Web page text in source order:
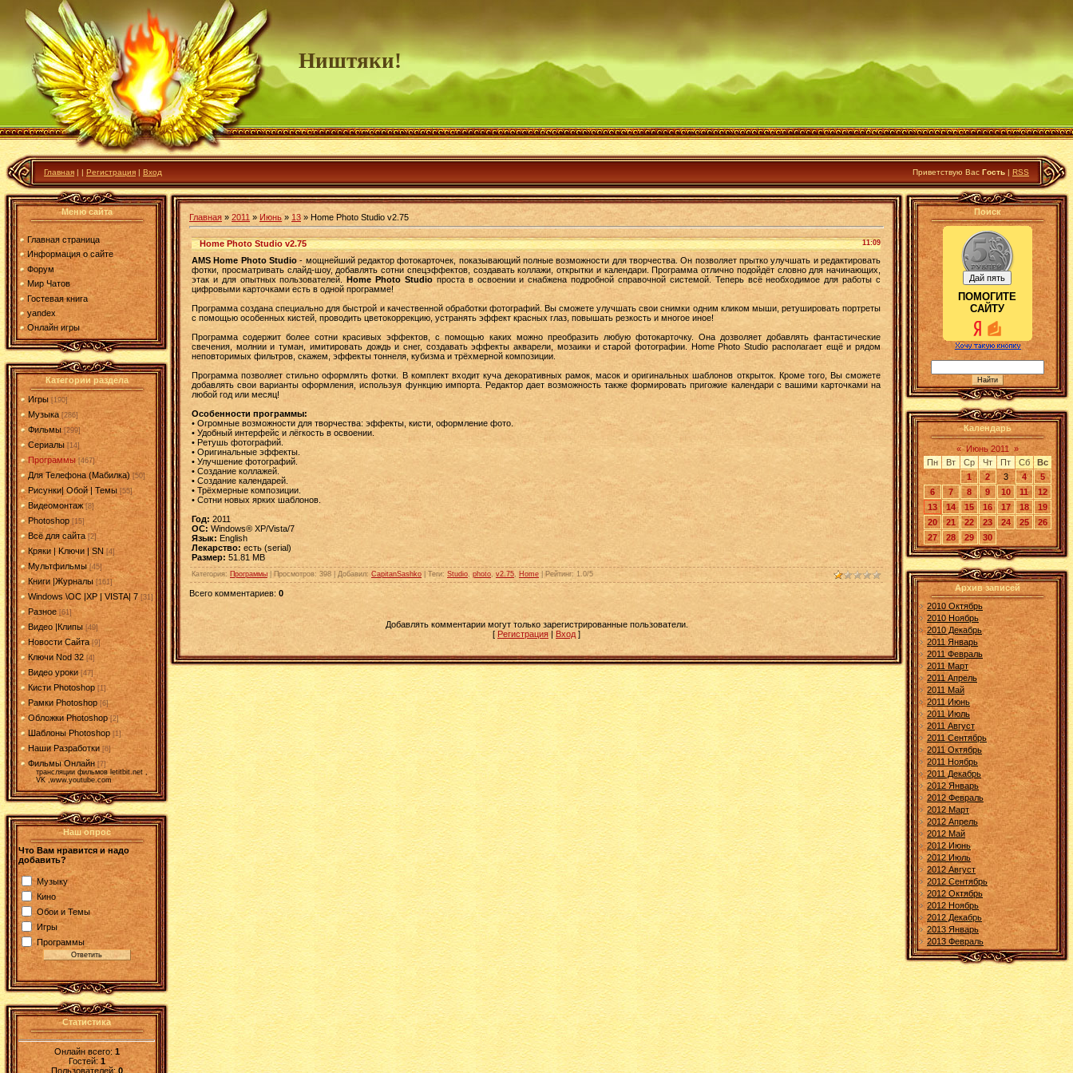
Ништяки!
Главная | | Регистрация | Вход Приветствую Вас Гость | RSS
Меню сайта
Главная страница
Информация о сайте
Форум
Мир Чатов
Гостевая книга
yandex
Онлайн игры
Категории раздела
Игры [190]
Музыка [286]
Фильмы [299]
Сериалы [14]
Программы [467]
Для Телефона (Мабилка) [50]
Рисунки| Обой | Темы [55]
Видеомонтаж [8]
Photoshop [15]
Всё для сайта [2]
Кряки | Kлючи | SN [4]
Мультфильмы [45]
Книги |Журналы [161]
Windows \OC |XP | VISTA| 7 [31]
Разное [61]
Видео |Клипы [49]
Новости Сайта [9]
Ключи Nod 32 [4]
Видео уроки [47]
Кисти Photoshop [1]
Рамки Photoshop [6]
Обложки Photoshop [2]
Шаблоны Photoshop [1]
Наши Разработки [6]
Фильмы Онлайн [7]
трансляции фильмов letitbit.net ,
VK ,www.youtube.com
Наш опрос
Что Вам нравится и надо
добавить?
Музыку
Кино
Обои и Темы
Игры
Программы
Статистика
Онлайн всего:1
Гостей:1
Пользователей: 0
Главная » 2011 » Июнь » 13 » Home Photo Studio v2.75
11:09
Home Photo Studio v2.75
AMS Home Photo Studio - мощнейший редактор фотокарточек, показывающий полные возможности для творчества. Он позволяет прытко улучшать и редактировать
фотки, просматривать слайд-шоу, добавлять сотни спецэффектов, создавать коллажи, открытки и календари. Программа отлично подойдёт словно для начинающих,
этак и для опытных пользователей.Home Photo Studio проста в освоении и снабжена подробной справочной системой. Теперь всё необходимое для работы с
цифровыми карточками есть в одной программе!
Программа создана специально для быстрой и качественной обработки фотографий. Вы сможете улучшать свои снимки одним кликом мыши, ретушировать портреты
с помощью особенных кистей, проводить цветокоррекцию, устранять эффект красных глаз, повышать резкость и многое иное!
Программа содержит более сотни красивых эффектов, с помощью каких можно преобразить любую фотокарточку. Она дозволяет добавлять фантастические
свечения, молнии и туман, имитировать дождь и снег, создавать эффекты акварели, мозаики и старой фотографии. Home Photo Studio располагает ещё и рядом
неповторимых фильтров, скажем, эффекты тоннеля, кубизма и трёхмерной композиции.
Программа позволяет стильно оформлять фотки. В комплект входит куча декоративных рамок, масок и оригинальных шаблонов открыток. Кроме того, Вы сможете
добавлять свои варианты оформления, используя функцию импорта. Редактор дает возможность также формировать пригожие календари с вашими карточками на
любой год или месяц!
Особенности программы:
• Огромные возможности для творчества: эффекты, кисти, оформление фото.
• Удобный интерфейс и лёгкость в освоении.
• Ретушь фотографий.
• Оригинальные эффекты.
• Улучшение фотографий.
• Создание коллажей.
• Создание календарей.
• Трёхмерные композиции.
• Сотни новых ярких шаблонов.
Год: 2011
ОC: Windows® XP/Vista/7
Язык: English
Лекарство: есть (serial)
Размер: 51.81 MB
Категория: Программы Просмотров: 398 | Добавил: CapitanSashko Теги: Studio photo v2.75 Home Рейтинг: 1.0/5
Всего комментариев: 0
Добавлять комментарии могут только зарегистрированные пользователи.
[ Регистрация | Вход ]
Поиск
ПОМОГИТЕ
САЙТУ
Календарь
« Июнь 2011 »
Пн
Вт Ср Чт Пт Сб
Вс
1
2 3 4
5
6
7 8 9 10 11
12
13
14 15 16 17 18
19
20
21 22 23 24 25
26
27
28 29 30
Архив записей
2010 Октябрь
2010 Ноябрь
2010 Декабрь
2011 Январь
2011 Февраль
2011 Март
2011 Апрель
2011 Май
2011 Июнь
2011 Июль
2011 Август
2011 Сентябрь
2011 Октябрь
2011 Ноябрь
2011 Декабрь
2012 Январь
2012 Февраль
2012 Март
2012 Апрель
2012 Май
2012 Июнь
2012 Июль
2012 Август
2012 Сентябрь
2012 Октябрь
2012 Ноябрь
2012 Декабрь
2013 Январь
2013 Февраль